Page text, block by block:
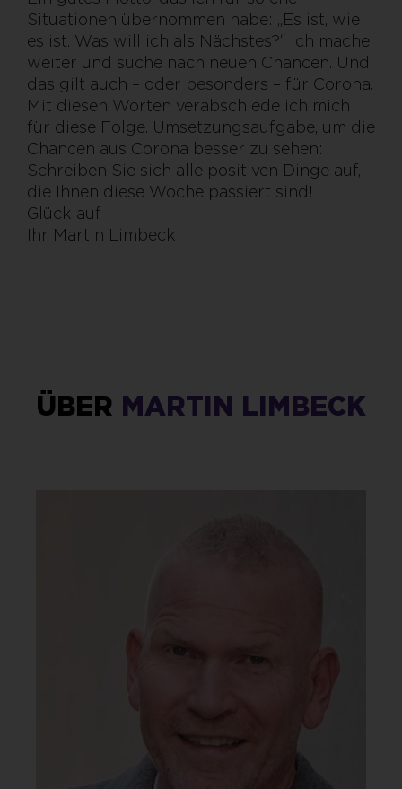
Situationen übernommen habe: „Es ist, wie
es ist. Was will ich als Nächstes?“ Ich mache
weiter und suche nach neuen Chancen. Und
das gilt auch – oder besonders – für Corona.
Mit diesen Worten verabschiede ich mich
für diese Folge. Umsetzungsaufgabe, um die
Chancen aus Corona besser zu sehen:
Schreiben Sie sich alle positiven Dinge auf,
die Ihnen diese Woche passiert sind!
Glück auf
Ihr Martin Limbeck
ÜBER MARTIN LIMBECK